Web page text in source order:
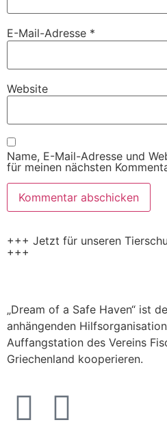
E-Mail-Adresse *
Website
Name, E-Mail-Adresse und
für meinen nächsten
+++ Jetzt für unseren
+++
„Dream of a Safe Haven“ ist
anhängenden
Auffangstation des Vereins
Griechenland kooperieren.